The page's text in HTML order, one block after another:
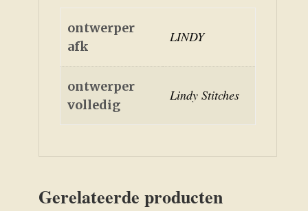
ontwerper
afk
LINDY
ontwerper
volledig
Lindy Stitches
Gerelateerde producten